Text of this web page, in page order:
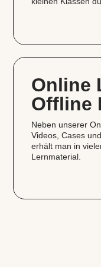
Online
Offline
Neben unserer
Videos, Cases
erhält man in
Lernmaterial.